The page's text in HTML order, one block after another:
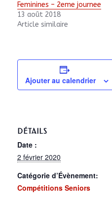
Feminines – 2eme journee
13 août 2018
Article similaire
Ajouter au calendrier
DÉTAILS
Date :
2 février 2020
Catégorie d’Évènement:
Compétitions Seniors